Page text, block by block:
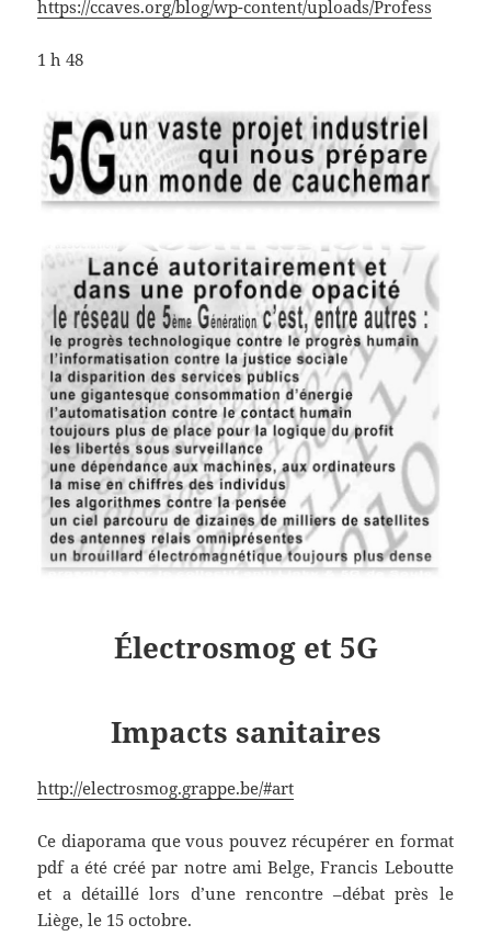
https://ccaves.org/blog/wp-content/uploads/Profess
1 h 48
Électrosmog et 5G
Impacts sanitaires
http://electrosmog.grappe.be/#art
Ce diaporama que vous pouvez récupérer en format
pdf a été créé par notre ami Belge, Francis Leboutte
et a détaillé lors d’une rencontre –débat près le
Liège, le 15 octobre.